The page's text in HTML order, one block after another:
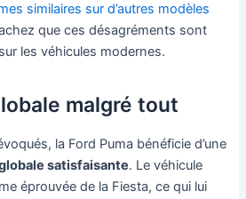
similaires sur d’autres modèles
que ces désagréments sont
les véhicules modernes.
malgré tout
la Ford Puma bénéficie d’une
satisfaisante. Le véhicule
éprouvée de la Fiesta, ce qui lui